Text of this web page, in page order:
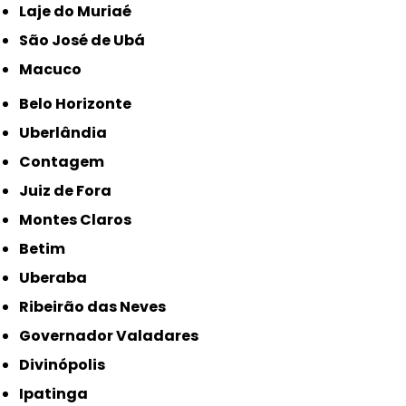
Laje do Muriaé
São José de Ubá
Macuco
Belo Horizonte
Uberlândia
Contagem
Juiz de Fora
Montes Claros
Betim
Uberaba
Ribeirão das Neves
Governador Valadares
Divinópolis
Ipatinga